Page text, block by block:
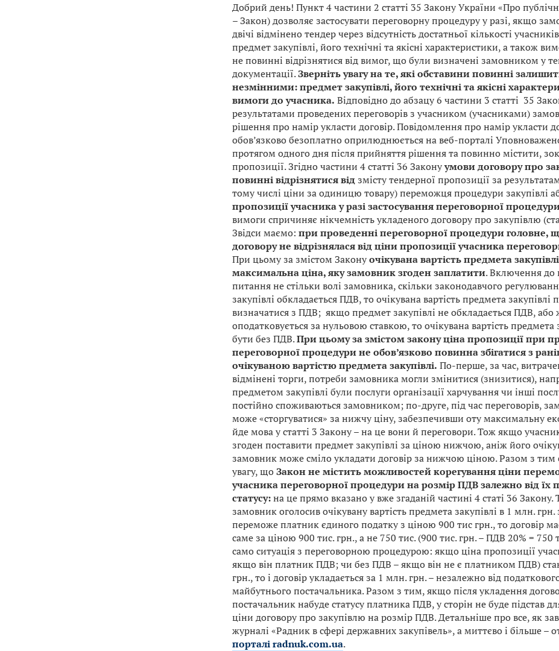
Добрий день! Пункт 4 частини 2 статті 35 Закону України «Про
– Закон) дозволяє застосувати переговорну процедуру у разі, якщо
двічі відмінено тендер через відсутність достатньої кількості
предмет закупівлі, його технічні та якісні характеристики, а також
не повинні відрізнятися від вимог, що були визначені замовником у
документації.Зверніть увагу на те, які обставини повинні
незмінними: предмет закупівлі, його технічні та якісні
вимоги до учасника. Відповідно до абзацу 6 частини 3 статті 35
результатами проведених переговорів з учасником (учасниками)
рішення про намір укласти договір. Повідомлення про намір укласти
обов’язково безоплатно оприлюднюється на веб-порталі
протягом одного дня після прийняття рішення та повинно містити,
пропозиції. Згідно частини 4 статті 36 Законуумови договору про
повинні відрізнятися відзмісту тендерної пропозиції за
тому числі ціни за одиницю товару) переможця процедури закупівлі
пропозиції учасника у разі застосування переговорної
вимоги спричиняє нікчемність укладеного договору про закупівлю
Звідси маємо: при проведенні переговорної процедури головне,
договору не відрізнялася від ціни пропозиції учасника
При цьому за змістом Законуочікувана вартість предмета
максимальна ціна, яку замовник згоден заплатити. Включення до
питання не стільки волі замовника, скільки законодавчого
закупівлі обкладається ПДВ, то очікувана вартість предмета закупівлі
визначатися з ПДВ; якщо предмет закупівлі не обкладається ПДВ, або
оподатковується за нульовою ставкою, то очікувана вартість предмета
бути без ПДВ.При цьому за змістом закону ціна пропозиції при
переговорної процедури не обов’язково повинна збігатися з
очікуваною вартістю предмета закупівлі. По-перше, за час,
відмінені торги, потреби замовника могли змінитися (знизитися),
предметом закупівлі були послуги організації харчування чи інші
постійно споживаються замовником; по-друге, під час переговорів,
може «сторгуватися» за нижчу ціну, забезпечивши оту максимальну
йде мова у статті 3 Закону – на це вони й переговори. Тож якщо
згоден поставити предмет закупівлі за ціною нижчою, аніж його
замовник може сміло укладати договір за нижчою ціною. Разом з тим
увагу, щоЗакон не містить можливостей корегування ціни
учасника переговорної процедури на розмір ПДВ залежно від їх
статусу:на це прямо вказано у вже згаданій частині 4 статі 36
замовник оголосив очікувану вартість предмета закупівлі в 1 млн.
переможе платник єдиного податку з ціною 900 тис грн., то договір
саме за ціною 900 тис. грн., а не 750 тис. (900 тис. грн. – ПДВ 20% = 750
само ситуація з переговорною процедурою: якщо ціна пропозиції
якщо він платник ПДВ; чи без ПДВ – якщо він не є платником ПДВ)
грн., то і договір укладається за 1 млн. грн. – незалежно від
майбутнього постачальника. Разом з тим, якщо після укладення
постачальник набуде статусу платника ПДВ, у сторін не буде підстав
ціни договору про закупівлю на розмір ПДВ. Детальніше про все, як
журналі «Радник в сфері державних закупівель», а миттєво і більше –
порталі radnuk.com.ua.